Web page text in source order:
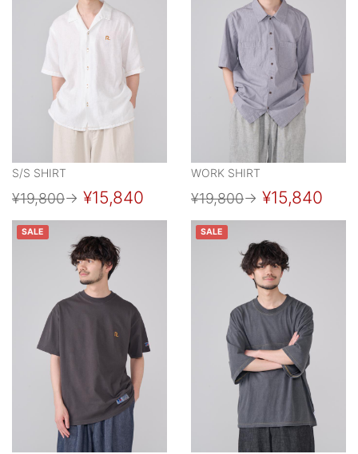
S/S SHIRT
¥19,800→ ¥15,840
WORK SHIRT
¥19,800→ ¥15,840
SALE SALE